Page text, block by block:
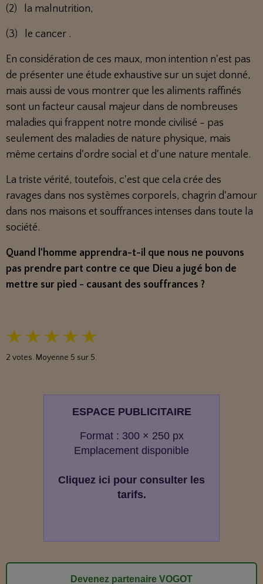
(2) la malnutrition,
(3) le cancer .
En considération de ces maux, mon intention n'est pas
de présenter une étude exhaustive sur un sujet donné,
mais aussi de vous montrer que les aliments raffinés
sont un facteur causal majeur dans de nombreuses
maladies qui frappent notre monde civilisé - pas
seulement des maladies de nature physique, mais
même certains d'ordre social et d'une nature mentale.
La triste vérité, toutefois, c'est que cela crée des
ravages dans nos systèmes corporels, chagrin d'amour
dans nos maisons et souffrances intenses dans toute la
société.
Quand l'homme apprendra-t-il que nous ne pouvons
pas prendre part contre ce que Dieu a jugé bon de
mettre sur pied - causant des souffrances ?
★ ★ ★ ★ ★
2 votes. Moyenne 5 sur 5.
ESPACE PUBLICITAIRE
Format : 300 × 250 px
Emplacement disponible
Cliquez ici pour consulter les
tarifs.
Devenez partenaire VOGOT